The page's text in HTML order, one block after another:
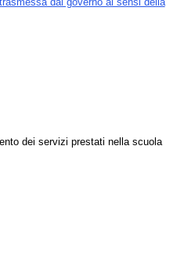
dei servizi prestati nella scuola